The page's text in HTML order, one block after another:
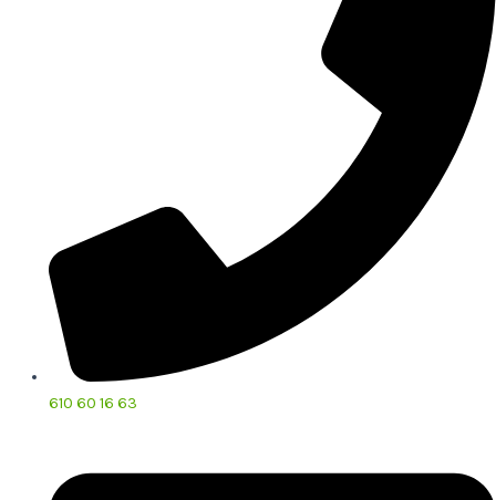
610 60 16 63